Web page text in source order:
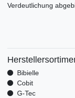
Verdeutlichung
Bibielle
Cobit
G-Tec